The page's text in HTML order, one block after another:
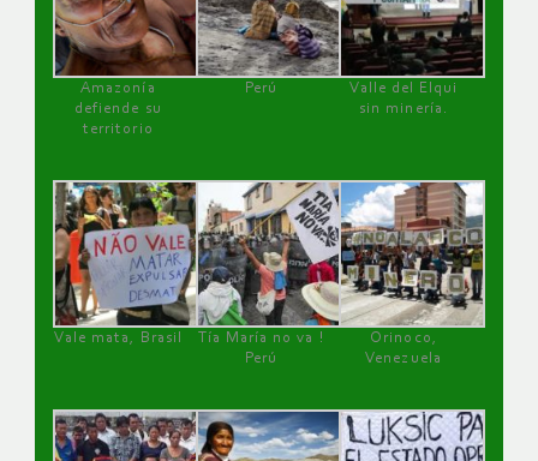
Amazonía
defiende su
territorio
Perú
Valle del Elqui
sin minería.
Vale mata, Brasil
Tía María no va !
Perú
Orinoco,
Venezuela